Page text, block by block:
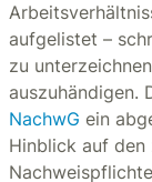
aufgelistet –
zu
auszuhändigen.
NachwG ein
Hinblick auf den